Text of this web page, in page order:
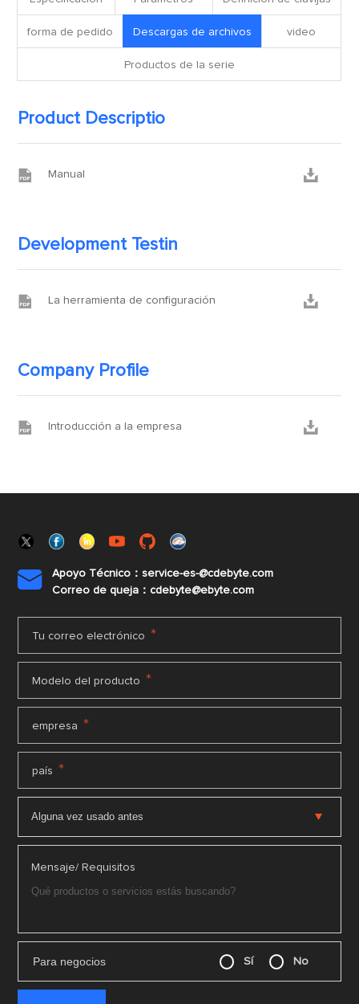
forma de pedido Descargas de archivos video
Productos de la serie
Product Descriptio
 Manual 
Development Testin
 La herramienta de configuración 
Company Profile
 Introducción a la empresa 

Apoyo Técnico：service-es-@cdebyte.com
Correo de queja：cdebyte@ebyte.com
Tu correo electrónico *
Modelo del producto *
empresa *
país *
Mensaje/ Requisitos
Para negocios Sí No